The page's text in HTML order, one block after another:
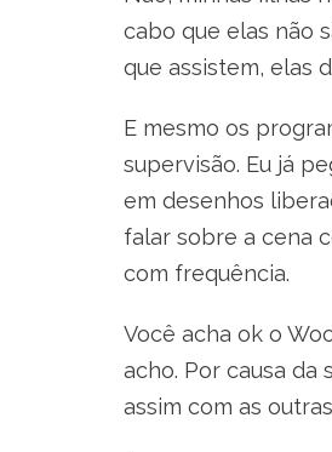
cabo que elas não
que assistem, elas
E mesmo os
supervisão. Eu já
em desenhos
falar sobre a cena
com frequência.
Você acha ok o
acho. Por causa da
assim com as